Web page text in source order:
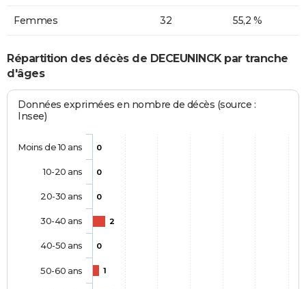
Femmes 32 55,2 %
Répartition des décès de DECEUNINCK par tranche
d'âges
Données exprimées en nombre de décès (source :
Insee)
0
0
0
2
0
1
Moins de 10 ans
10-20 ans
20-30 ans
30-40 ans
40-50 ans
50-60 ans